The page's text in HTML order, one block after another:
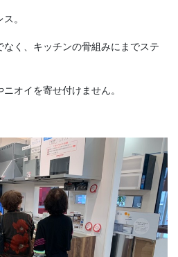
。
く、キッチンの骨組みにまでステ
オイを寄せ付けません。